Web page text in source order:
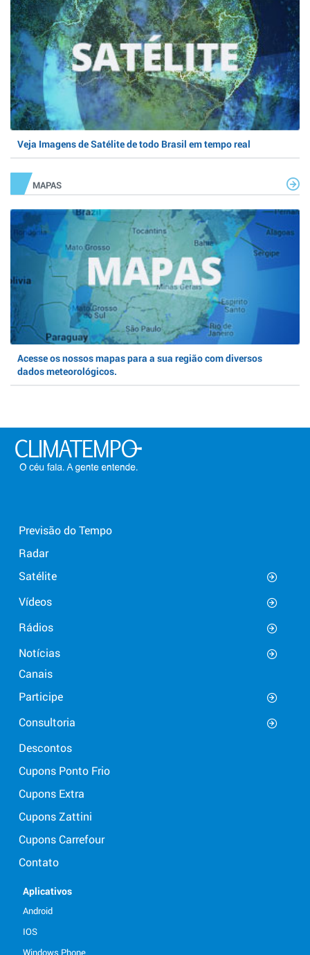
Veja Imagens de Satélite de todo Brasil em tempo real
MAPAS
Acesse os nossos mapas para a sua região com diversos
dados meteorológicos.
Previsão do Tempo
Radar
Satélite
Vídeos
Rádios
Notícias
Canais
Participe
Consultoria
Descontos
Cupons Ponto Frio
Cupons Extra
Cupons Zattini
Cupons Carrefour
Contato
Aplicativos
Android
IOS
Windows Phone